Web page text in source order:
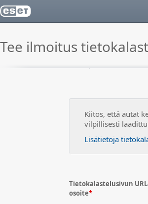
Tee ilmoitus
Kiitos, että autat
vilpillisesti
Lisätietoja
Tietokalastelusivun
osoite*